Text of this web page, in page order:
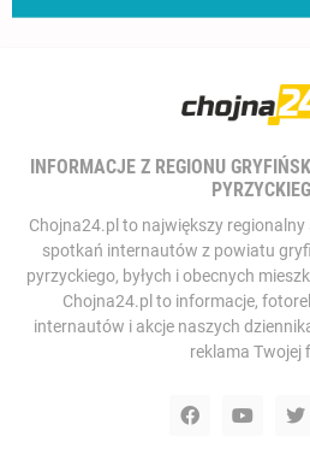
INFORMACJE Z REGIONU
Chojna24.pl to największy
spotkań internautów z powiatu
pyrzyckiego, byłych i obecnych
Chojna24.pl to informacje,
internautów i akcje naszych
reklama Twojej